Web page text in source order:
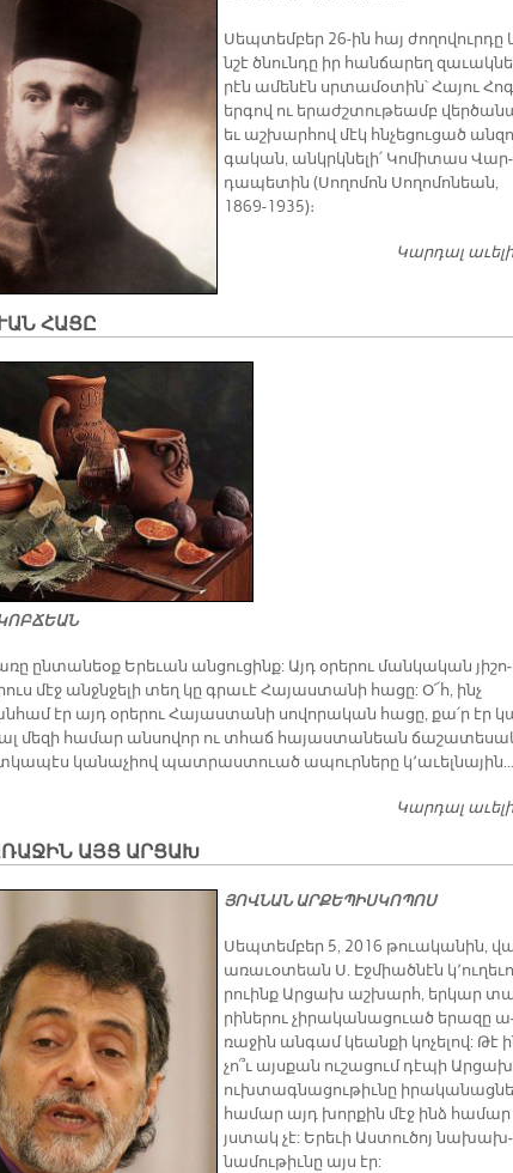
Սեպ­տեմ­բեր 26-ին հայ ժո­ղո­վուր­դը
նշէ ծնուն­դը իր հան­ճա­րեղ
րէն ա­մե­նէն սրտա­մօ­տին՝ ­Հա­յու
եր­գով ու ե­րաժշ­տու­թեամբ
եւ աշ­խար­հով մէկ հնչե­ցու­ցած
գա­կան, անկրկ­նե­լի՛ ­Կո­մի­տաս Վար­
դա­պե­տին (Սողոմոն Սողոմոնեան,
1869-1935)։
Կարդալ
ՀԱ­ՑԸ
ըն­տա­նեօք Ե­րե­ւան ան­ցու­ցինք: Այդ օ­րե­րու ման­կա­կան յի­շո­
մէջ անջն­ջե­լի տեղ կը գրա­ւէ Հա­յաս­տա­նի հա­ցը: Օ՜հ, ինչ
էր այդ օ­րե­րու Հա­յաս­տա­նի սո­վո­րա­կան հա­ցը, քա՛ր էր
ալ մե­զի հա­մար ան­սո­վոր ու տհաճ հա­յաս­տա­նեան
կա­նա­չիով պատ­րաս­տուած ա­պուր­նե­րը կ՚ա­ւել­նա­յին…
Կարդալ
ԱՅՑ ԱՐՑԱԽ
ՅՈՎ­ՆԱՆ ԱՐ­ՔԵ­ՊԻՍ­ԿՈ­ՊՈՍ
Սեպ­տեմ­բեր 5, 2016 թուա­կա­նին,
ա­ռա­ւօ­տեան Ս. Էջ­միած­նէն
րուինք Ար­ցախ աշ­խարհ, եր­կար
րի­նե­րու չի­րա­կա­նա­ցուած ե­րա­զը
ռա­ջին ան­գամ կեան­քի կո­չե­լով: Թէ
չո՞ւ այս­քան ու­շա­ցում դէ­պի Ար­ցախ
ուխ­տագ­նա­ցու­թիւ­նը
հա­մար այդ խոր­քին մէջ ինձ հա­մար
յստակ չէ: Ե­րե­ւի Աս­տու­ծոյ նա­խախ­
նա­մու­թիւ­նը այս էր: